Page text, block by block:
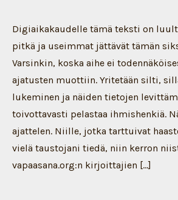
Digiaikakaudelle tämä teksti on
pitkä ja useimmat jättävät tämän
Varsinkin, koska aihe ei
ajatusten muottiin. Yritetään silti,
lukeminen ja näiden tietojen
toivottavasti pelastaa ihmishenkiä.
ajattelen. Niille, jotka tarttuivat
vielä taustojani tiedä, niin kerron
vapaasana.org:n kirjoittajien […]